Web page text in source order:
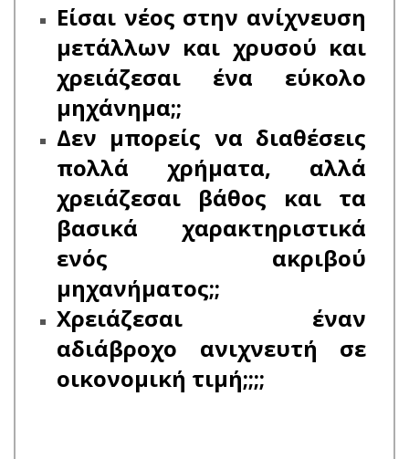
Είσαι νέος στην ανίχνευση
μετάλλων και χρυσού και
χρειάζεσαι ένα εύκολο
μηχάνημα;;
Δεν μπορείς να διαθέσεις
πολλά χρήματα, αλλά
χρειάζεσαι βάθος και τα
βασικά χαρακτηριστικά
ενός ακριβού
μηχανήματος;;
Χρειάζεσαι έναν
αδιάβροχο ανιχνευτή σε
οικονομική τιμή;;;;